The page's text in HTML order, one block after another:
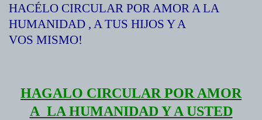
HACÉLO CIRCULAR POR AMOR A LA
HUMANIDAD , A TUS HIJOS Y A
VOS MISMO!
HAGALO CIRCULAR POR AMOR
A LA HUMANIDAD Y A USTED